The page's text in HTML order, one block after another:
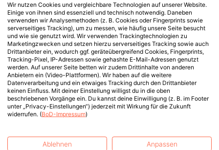
Wir nutzen Cookies und vergleichbare Technologien auf unserer Website.
Einige von ihnen sind essenziell und technisch notwendig. Daneben
verwenden wir Analysemethoden (z. B. Cookies oder Fingerprints sowie
serverseitiges Tracking), um zu messen, wie häufig unsere Seite besucht
und wie sie genutzt wird. Wir verwenden Trackingtechnologien zu
Marketingzwecken und setzen hierzu serverseitiges Tracking sowie auch
Drittanbieter ein, wodurch ggf. geräteübergreifend Cookies, Fingerprints,
Tracking-Pixel, IP-Adressen sowie gehashte E-Mail-Adressen genutzt
werden. Auf unserer Seite betten wir zudem Drittinhalte von anderen
Anbietern ein (Video-Plattformen). Wir haben auf die weitere
Datenverarbeitung und ein etwaiges Tracking durch den Drittanbieter
keinen Einfluss. Mit deiner Einstellung willigst du in die oben
beschriebenen Vorgänge ein. Du kannst deine Einwilligung (z. B. im Footer
unter „Privacy-Einstellungen“) jederzeit mit Wirkung für die Zukunft
widerrufen. (BoD-Impressum)
Ablehnen Anpassen